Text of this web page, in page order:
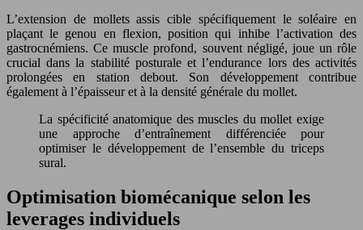
L’extension de mollets assis cible spécifiquement le soléaire en
plaçant le genou en flexion, position qui inhibe l’activation des
gastrocnémiens. Ce muscle profond, souvent négligé, joue un rôle
crucial dans la stabilité posturale et l’endurance lors des activités
prolongées en station debout. Son développement contribue
également à l’épaisseur et à la densité générale du mollet.
La spécificité anatomique des muscles du mollet exige
une approche d’entraînement différenciée pour
optimiser le développement de l’ensemble du triceps
sural.
Optimisation biomécanique selon les
leverages individuels